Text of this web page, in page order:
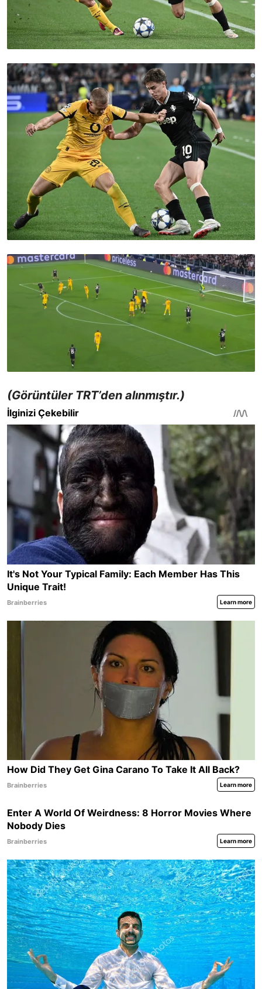
(Görüntüler TRT’den alınmıştır.)